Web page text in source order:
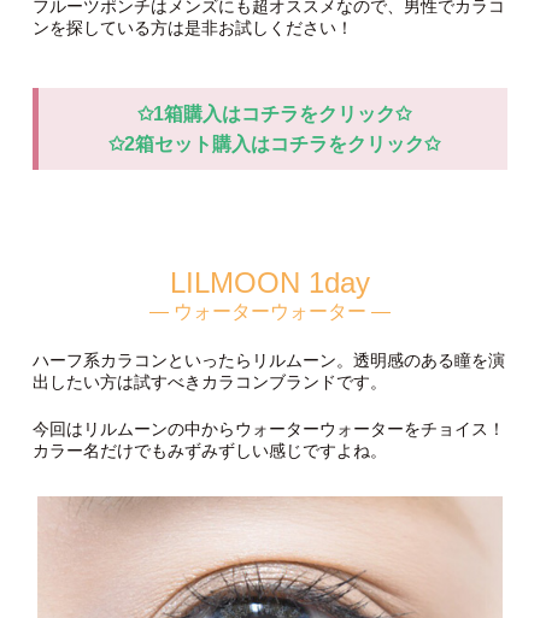
す。フルーツポンチの発色に合わせてシルバーカラーなんかも
✩1箱購入はコチラをクリック✩
✩2箱セット購入はコチラをクリック✩
LILMOON 1day
— ウォーターウォーター —
ハーフ系カラコンといったらリルムーン。透明感のある瞳を演
出したい方は試すべきカラコンブランドです。
今回はリルムーンの中からウォーターウォーターをチョイス！
カラー名だけでもみずみずしい感じですよね。